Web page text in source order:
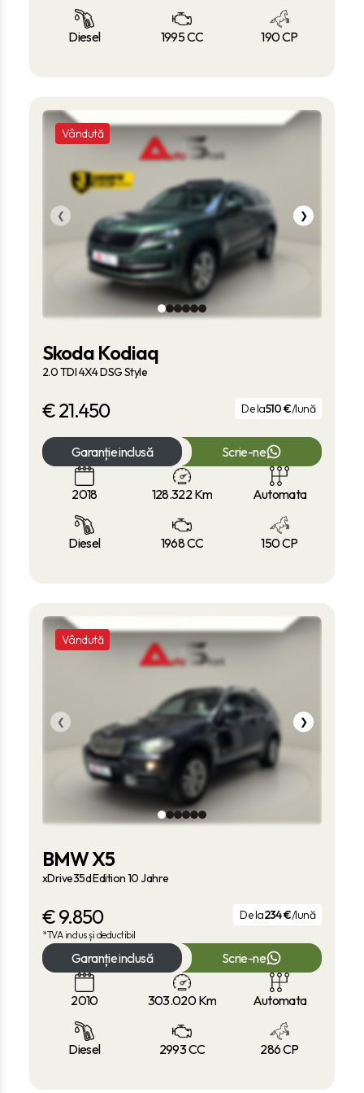
Diesel 1995 CC 190 CP
❮ ❯
Vândută
Skoda Kodiaq
2.0 TDI 4X4 DSG Style
€21.450 De la510 €/lună
Garanție inclusă Scrie-ne
2018 128.322Km Automata
Diesel 1968 CC 150 CP
❮ ❯
Vândută
BMW X5
xDrive35d Edition 10 Jahre
€9.850
*TVA inclus și deductibil
De la234 €/lună
Garanție inclusă Scrie-ne
2010 303.020Km Automata
Diesel 2993 CC 286 CP